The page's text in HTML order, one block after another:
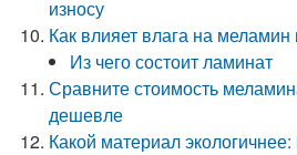
износу
Как влияет влага на
Из чего состоит ламинат
Сравните стоимость
дешевле
Какой материал